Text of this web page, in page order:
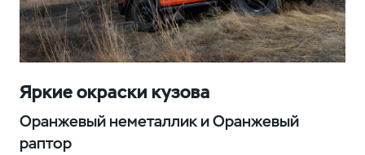
Яркие окраски кузова
Оранжевый неметаллик и Оранжевый
раптор